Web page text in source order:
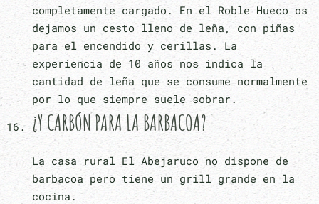
completamente cargado. En el Roble Hueco os
dejamos un cesto lleno de leña, con piñas
para el encendido y cerillas. La
experiencia de 10 años nos indica la
cantidad de leña que se consume normalmente
por lo que siempre suele sobrar.
¿Y CARBÓN PARA LA BARBACOA?
La casa rural El Abejaruco no dispone de
barbacoa pero tiene un grill grande en la
cocina.